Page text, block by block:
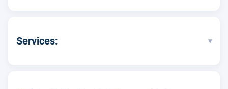
Services: ▾